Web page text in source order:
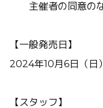
主催者の同意の
【一般発売日】
2024年10月6日（日
【スタッフ】